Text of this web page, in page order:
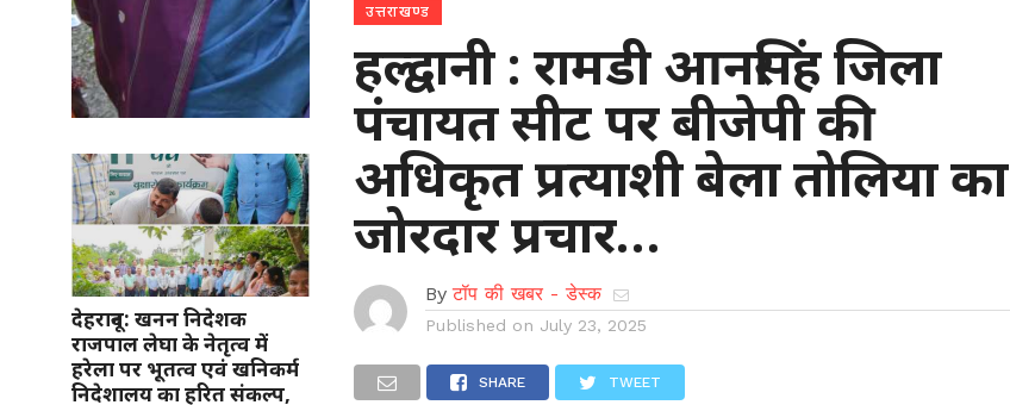
देहरादून: खनन निदेशक
राजपाल लेघा के नेतृत्व में
हरेला पर भूतत्व एवं खनिकर्म
निदेशालय का हरित संकल्प,
उत्तराखण्ड
हल्द्वानी : रामडी आनसिंह जिला
पंचायत सीट पर बीजेपी की
अधिकृत प्रत्याशी बेला तोलिया का
जोरदार प्रचार…
By टॉप की खबर - डेस्क
Published on July 23, 2025
SHARE TWEET